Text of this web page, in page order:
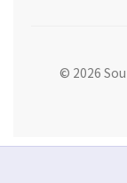
© 2026